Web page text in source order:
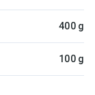
400 g
100 g